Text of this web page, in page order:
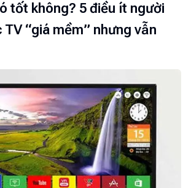
tốt không? 5 điều ít người
TV “giá mềm” nhưng vẫn